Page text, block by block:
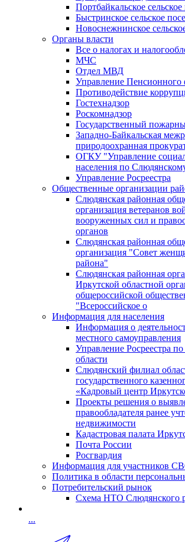
Портбайкальское
Быстринское сельское
Новоснежнинское
Органы власти
Все о налогах и
МЧС
Отдел МВД
Управление
Противодействие
Гостехнадзор
Роскомнадзор
Государственный
Западно-Байкальская
природоохранная
ОГКУ "Управление
населения по
Управление Росреестра
Общественные организации
Слюдянская районная
организация ветеранов
вооруженных сил и
органов
Слюдянская районная
организация "Совет
района"
Слюдянская районная
Иркутской областной
общероссийской
"Всероссийское о
Информация для населения
Информация о
местного самоуправления
Управление Росреестра
области
Слюдянский филиал
государственного
«Кадровый центр
Проекты решения о
правообладателя ранее
недвижимости
Кадастровая палата
Почта России
Росгвардия
Информация для участников
Политика в области
Потребительский рынок
Схема НТО Слюдянского
...